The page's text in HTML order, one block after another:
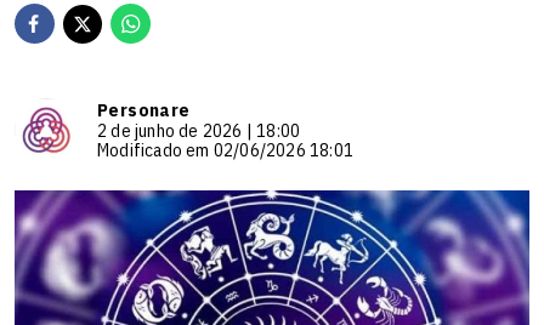
Personare
2 de junho de 2026 | 18:00
Modificado em 02/06/2026 18:01